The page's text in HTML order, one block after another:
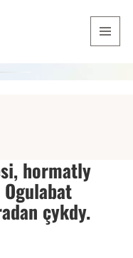
hormatly
çykdy.